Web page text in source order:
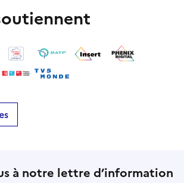
à notre lettre d’information